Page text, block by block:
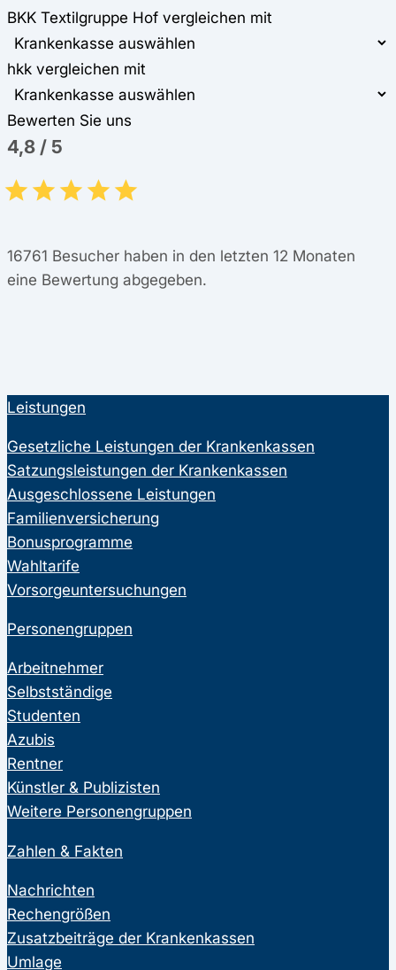
BKK Textilgruppe Hof vergleichen mit
hkk vergleichen mit
Bewerten Sie uns
4,8 / 5
16761 Besucher haben in den letzten 12 Monaten
eine Bewertung abgegeben.
Leistungen
Gesetzliche Leistungen der Krankenkassen
Satzungsleistungen der Krankenkassen
Ausgeschlossene Leistungen
Familienversicherung
Bonusprogramme
Wahltarife
Vorsorgeuntersuchungen
Personengruppen
Arbeitnehmer
Selbstständige
Studenten
Azubis
Rentner
Künstler & Publizisten
Weitere Personengruppen
Zahlen & Fakten
Nachrichten
Rechengrößen
Zusatzbeiträge der Krankenkassen
Umlage